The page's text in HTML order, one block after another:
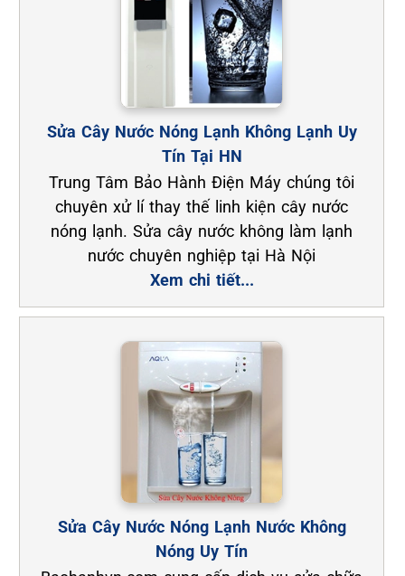
Sửa Cây Nước Nóng Lạnh Không Lạnh Uy
Tín Tại HN
Trung Tâm Bảo Hành Điện Máy chúng tôi
chuyên xử lí thay thế linh kiện cây nước
nóng lạnh. Sửa cây nước không làm lạnh
nước chuyên nghiệp tại Hà Nội
Xem chi tiết...
Sửa Cây Nước Nóng Lạnh Nước Không
Nóng Uy Tín